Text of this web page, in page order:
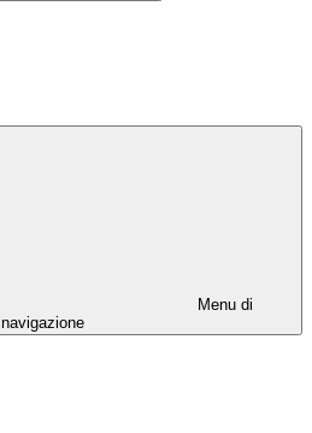
Menu di
navigazione